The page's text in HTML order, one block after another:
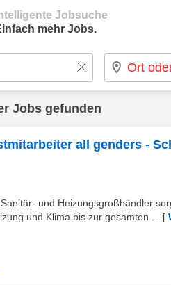
Jobsuche
mehr Jobs.
Jobs gefunden
all genders -
und Heizungsgroßhändler
und Klima bis zur gesamten ...
[